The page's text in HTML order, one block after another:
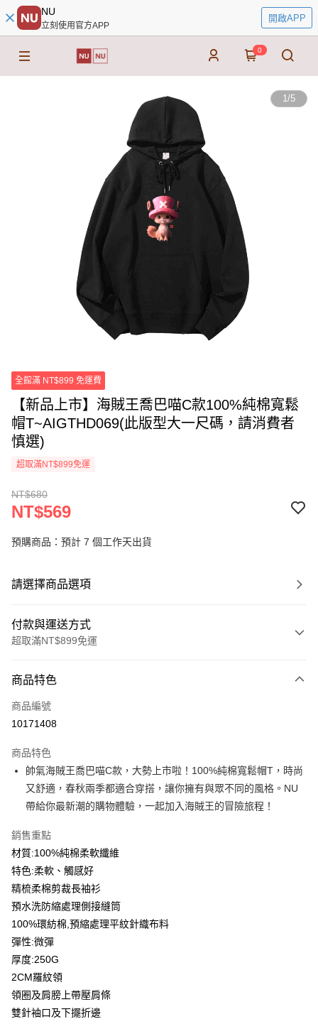
NU
立刻使用官方APP
開啟APP
0
1/5
全館滿 NT$899 免運費
【新品上市】海賊王喬巴喵C款100%純棉寬鬆
帽T~AIGTHD069(此版型大一尺碼，請消費者
慎選)
超取滿NT$899免運
NT$680
NT$569
預購商品：預計 7 個工作天出貨
請選擇商品選項
付款與運送方式
超取滿NT$899免運
信用卡一次付款
信用卡分期付款
合作金庫商業銀行
華南商業銀行
彰化商業銀行
上海商業儲蓄銀行
台北富邦商業銀行
國泰世華商業銀行
兆豐國際商業銀行
匯豐（台灣）商業銀行
聯邦商業銀行
元大商業銀行
台新國際商業銀行
台灣樂天信用卡公司
6 期 0 利率 每期
華南商業銀行
彰化商業銀行
上海商業儲蓄銀行
台北富邦商業銀行
臺灣中小企業銀行
匯豐（台灣）商業銀行
聯邦商業銀行
元大商業銀行
玉山商業銀行
台灣樂天信用卡公司
12 期 0 利率 每期 NT$47 21家銀行
合作金庫商業銀行
第一商業銀行
上海商業儲蓄銀行
國泰世華商業銀行
臺灣中小企業銀行
匯豐（台灣）商業銀行
聯邦商業銀行
元大商業銀行
玉山商業銀行
台新國際商業銀行
超商取貨付款
LINE Pay
Apple Pay
街口支付
悠遊付
Google Pay
全盈+PAY
大哥付你分期
相關說明
商品特色
商品編號
10171408
商品特色
帥氣海賊王喬巴喵C款，大勢上市啦！100%純棉寬鬆帽T，時尚
又舒適，春秋兩季都適合穿搭，讓你擁有與眾不同的風格。NU
帶給你最新潮的購物體驗，一起加入海賊王的冒險旅程！
銷售重點
材質:100%純棉柔軟纖維
特色:柔軟、觸感好
精梳柔棉剪裁長袖衫
預水洗防縮處理側接縫筒
100%環紡棉,預縮處理平紋針織布料
彈性:微彈
厚度:250G
2CM羅紋領
領圈及肩膀上帶壓肩條
雙針袖口及下擺折邊